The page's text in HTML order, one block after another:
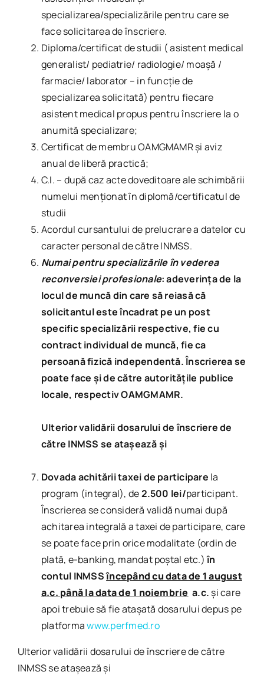
specializarea/specializările pentru care se
face solicitarea de înscriere.
Diploma/certificat de studii ( asistent medical
generalist/ pediatrie/ radiologie/ moașă /
farmacie/ laborator – in funcție de
specializarea solicitată) pentru fiecare
asistent medical propus pentru înscriere la o
anumită specializare;
Certificat de membru OAMGMAMR şi aviz
anual de liberă practică;
C.I. – după caz acte doveditoare ale schimbării
numelui menționat în diplomă/certificatul de
studii
Acordul cursantului de prelucrare a datelor cu
caracter personal de către INMSS.
Numai pentru specializările în vederea
reconversiei profesionale: adeverința de la
locul de muncă din care să reiasă că
solicitantul este încadrat pe un post
specific specializării respective, fie cu
contract individual de muncă, fie ca
persoană fizică independentă. Înscrierea se
poate face și de către autoritățile publice
locale, respectiv OAMGMAMR.
Ulterior validării dosarului de înscriere de
către INMSS se atașează și
Dovada achitării taxei de participare la
program (integral), de2.500 lei/participant.
Înscrierea se consideră validă numai după
achitarea integrală a taxei de participare, care
se poate face prin orice modalitate (ordin de
plată, e-banking, mandat poștal etc.)în
contul INMSSîncepând cu data de 1 august
a.c. până la data de 1 noiembrie a.c. și care
apoi trebuie să fie atașată dosarului depus pe
platformawww.perfmed.ro
Ulterior validării dosarului de înscriere de către
INMSS se atașează și